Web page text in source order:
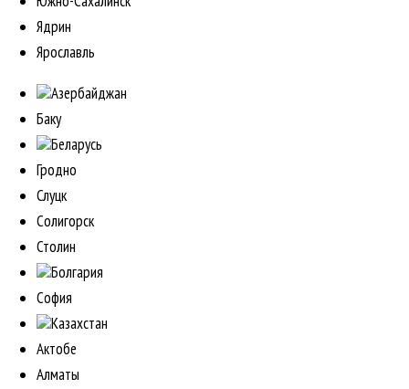
Ядрин
Ярославль
Азербайджан
Баку
Беларусь
Гродно
Слуцк
Солигорск
Столин
Болгария
София
Казахстан
Актобе
Алматы